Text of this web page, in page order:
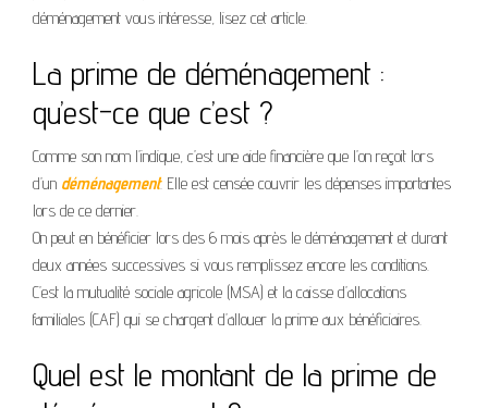
déménagement vous intéresse, lisez cet article.
La prime de déménagement :
qu’est-ce que c’est ?
Comme son nom l’indique, c’est une aide financière que l’on reçoit lors
d’un déménagement. Elle est censée couvrir les dépenses importantes
lors de ce dernier.
On peut en bénéficier lors des 6 mois après le déménagement et durant
deux années successives si vous remplissez encore les conditions.
C’est la mutualité sociale agricole (MSA) et la caisse d’allocations
familiales (CAF) qui se chargent d’allouer la prime aux bénéficiaires.
Quel est le montant de la prime de